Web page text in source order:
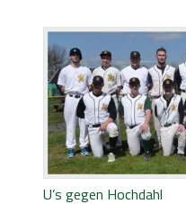
U’s gegen Hochdahl